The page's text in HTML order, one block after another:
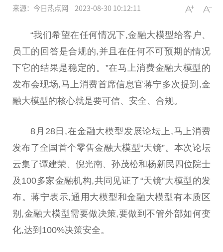
来源：今日热点网 2023-08-30 10:12:11
“我们希望在任何情况下,金融大模型给客户、
员工的回答是合规的,并且在任何不可预期的情况
下它的结果是稳定的。”在马上消费金融大模型的
发布会现场,马上消费首席信息官蒋宁多次提到,金
融大模型的核心就是要可信、安全、合规。
8月28日,在金融大模型发展论坛上,马上消费
发布了全国首个零售金融大模型“天镜”。本次论坛
云集了谭建荣、倪光南、孙茂松和杨新民四位院士
及100多家金融机构,共同见证了“天镜”大模型的发
布。蒋宁表示,通用大模型和金融大模型有本质区
别,金融大模型需要做决策,要做到不管外部如何变
化,达到100%决策安全。